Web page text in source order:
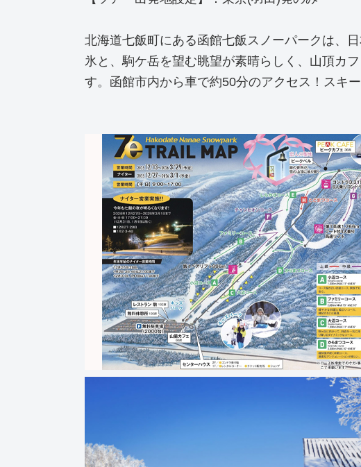
北海道七飯町にある函館七飯スノーパークは、
氷と、駒ケ岳を望む眺望が素晴らしく、山頂カ
す。函館市内から車で約50分のアクセス！スキ